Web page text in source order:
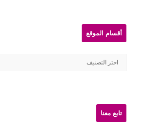
Sidebarأقسام الموقع
أقسام
تابع معنا